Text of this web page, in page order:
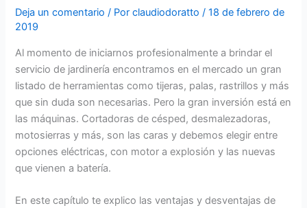
Deja un comentario / Porclaudiodoratto/18 de febrero de
2019
Al momento de iniciarnos profesionalmente a brindar el
servicio de jardinería encontramos en el mercado un gran
listado de herramientas como tijeras, palas, rastrillos y más
que sin duda son necesarias. Pero la gran inversión está en
las máquinas. Cortadoras de césped, desmalezadoras,
motosierras y más, son las caras y debemos elegir entre
opciones eléctricas, con motor a explosión y las nuevas
que vienen a batería.
En este capítulo te explico las ventajas y desventajas de